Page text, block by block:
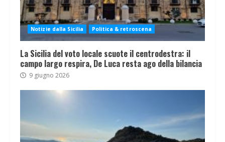
Notizie dalla Sicilia Politica & retroscena
La Sicilia del voto locale scuote il centrodestra: il
campo largo respira, De Luca resta ago della bilancia
9 giugno 2026